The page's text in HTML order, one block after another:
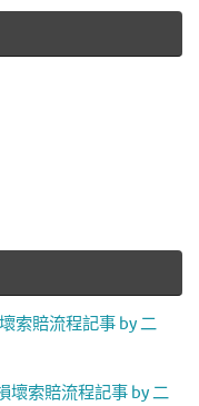
搜
索賠流程記事 by 二
壞索賠流程記事 by 二